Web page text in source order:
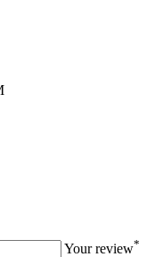
Your review*